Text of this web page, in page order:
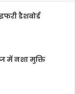
डैशबोर्ड
में नशा मुक्ति